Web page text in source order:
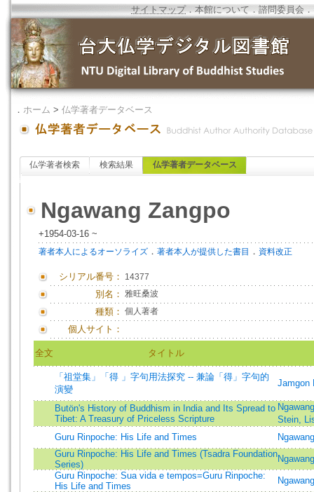
サイトマップ．本館について ．諮問委員会 ．
． ホーム > 仏学著者データベース
仏学著者検索 検索結果 仏学著者データベース
Ngawang Zangpo
+1954-03-16 ~
著者本人によるオーソライズ ． 著者本人が提供した書目 ． 資料改正
シリアル番号： 14377
別名： 雅旺桑波
種類： 個人著者
個人サイト：
全文 タイトル
「祖堂集」「得 」字句用法探究 -- 兼論「得」字句的
演變
Jamgon
Butön's History of Buddhism in India and Its Spread to
Tibet: A Treasury of Priceless Scripture
Stein,
Guru Rinpoche: His Life and Times
Guru Rinpoche: His Life and Times (Tsadra Foundation
Series)
Guru Rinpoche: Sua vida e tempos=Guru Rinpoche:
His Life and Times